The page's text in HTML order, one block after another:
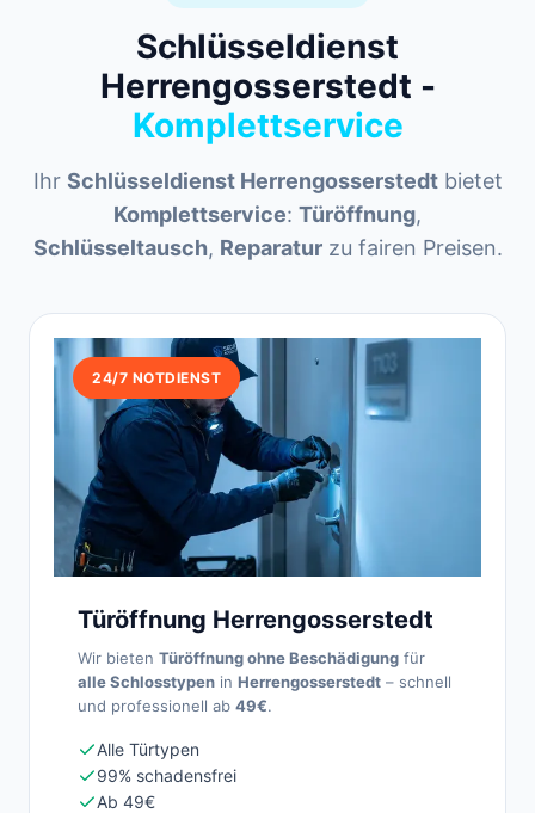
Schlüsseldienst
Herrengosserstedt -
Komplettservice
Ihr Schlüsseldienst Herrengosserstedtbietet
Komplettservice: Türöffnung,
Schlüsseltausch, Reparaturzu fairen Preisen.
24/7 NOTDIENST
Türöffnung Herrengosserstedt
Wir bieten Türöffnung ohne Beschädigung für
alle Schlosstypen in Herrengosserstedt – schnell
und professionell ab 49€.
Alle Türtypen
99% schadensfrei
Ab 49€